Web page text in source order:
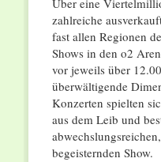
Über eine
zahlreiche
fast allen Regionen
Shows in den o2
vor jeweils über
überwältigende
Konzerten spielten
aus dem Leib und
begeisternden Show.